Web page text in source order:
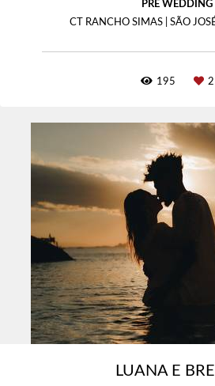
PRE WEDDING
CT RANCHO SIMAS | SÃO
195 2
LUANA E